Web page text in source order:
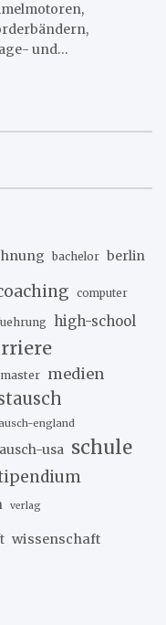
und…
bachelor berlin
computer
high-school
master medien
england
usa schule
verlag
wissenschaft